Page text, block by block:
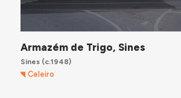
Armazém de Trigo, Sines
Sines(c.1948)
Celeiro